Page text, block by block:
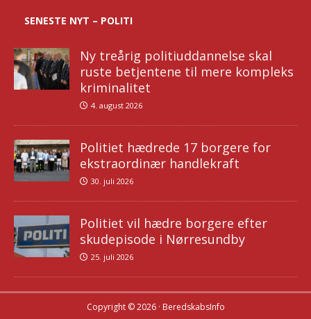
SENESTE NYT – POLITI
Ny treårig politiuddannelse skal
ruste betjentene til mere kompleks
kriminalitet
4. august 2026
Politiet hædrede 17 borgere for
ekstraordinær handlekraft
30. juli 2026
Politiet vil hædre borgere efter
skudepisode i Nørresundby
25. juli 2026
Copyright © 2026 · BeredskabsInfo